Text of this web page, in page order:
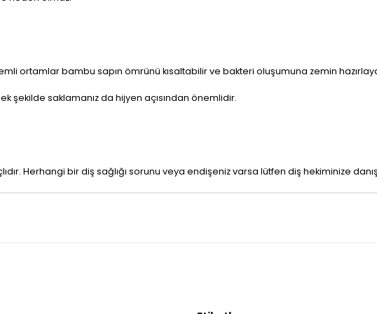
ortamlar bambu sapın ömrünü kısaltabilir ve bakteri oluşumuna zemin
şekilde saklamanız da hijyen açısından önemlidir.
Herhangi bir diş sağlığı sorunu veya endişeniz varsa lütfen diş hekiminize